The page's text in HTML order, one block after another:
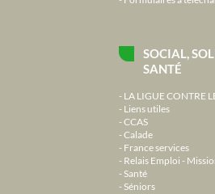
SOCIAL,
SANTÉ
LA LIGUE CONTRE
Liens utiles
CCAS
Calade
France services
Relais Emploi -
Santé
Séniors